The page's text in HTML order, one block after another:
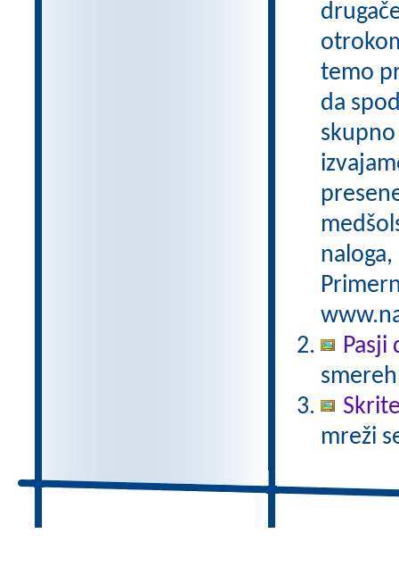
temo
da
Pasji
mreži